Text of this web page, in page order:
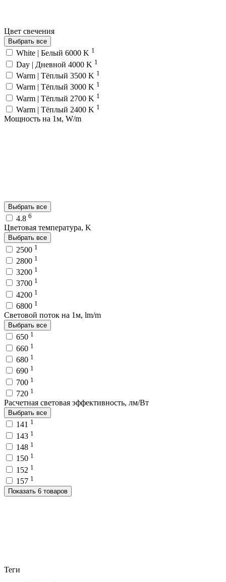
Цвет свечения
Выбрать все
White | Белый 6000 K 1
Day | Дневной 4000 K 1
Warm | Тёплый 3500 K 1
Warm | Тёплый 3000 K 1
Warm | Тёплый 2700 K 1
Warm | Тёплый 2400 K 1
Мощность на 1м, W/m
Выбрать все
4.8 6
Цветовая температура, K
Выбрать все
2500 1
2800 1
3200 1
3700 1
4200 1
6800 1
Световой поток на 1м, lm/m
Выбрать все
650 1
660 1
680 1
690 1
700 1
720 1
Расчетная световая эффективность, лм/Вт
Выбрать все
141 1
143 1
148 1
150 1
152 1
157 1
Показать 6 товаров
Теги